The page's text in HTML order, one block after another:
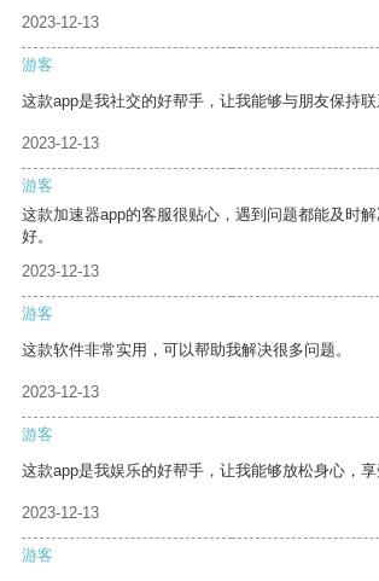
2023-12-13
游客
这款app是我社交的好帮手，让我能够与朋友保持联
2023-12-13
游客
这款加速器app的客服很贴心，遇到问题都能及时
好。
2023-12-13
游客
这款软件非常实用，可以帮助我解决很多问题。
2023-12-13
游客
这款app是我娱乐的好帮手，让我能够放松身心，享
2023-12-13
游客